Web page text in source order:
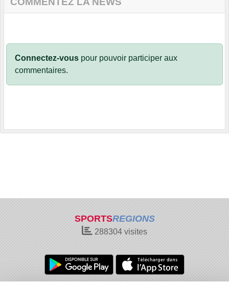
Connectez-vous pour pouvoir participer aux
commentaires.
SPORTSREGIONS
288304 visites